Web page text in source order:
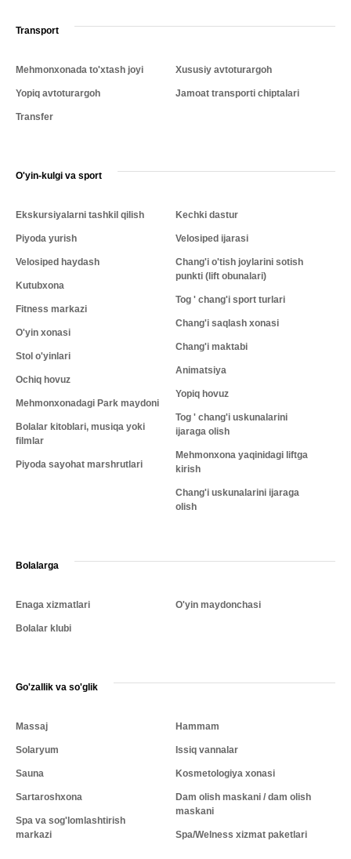
Transport
Mehmonxonada to'xtash joyi
Yopiq avtoturargoh
Transfer
Xususiy avtoturargoh
Jamoat transporti chiptalari
O'yin-kulgi va sport
Ekskursiyalarni tashkil qilish
Piyoda yurish
Velosiped haydash
Kutubxona
Fitness markazi
O'yin xonasi
Stol o'yinlari
Ochiq hovuz
Mehmonxonadagi Park maydoni
Bolalar kitoblari, musiqa yoki
filmlar
Piyoda sayohat marshrutlari
Kechki dastur
Velosiped ijarasi
Chang'i o'tish joylarini sotish
punkti (lift obunalari)
Tog ' chang'i sport turlari
Chang'i saqlash xonasi
Chang'i maktabi
Animatsiya
Yopiq hovuz
Tog ' chang'i uskunalarini
ijaraga olish
Mehmonxona yaqinidagi liftga
kirish
Chang'i uskunalarini ijaraga
olish
Bolalarga
Enaga xizmatlari
Bolalar klubi
O'yin maydonchasi
Go'zallik va so'glik
Massaj
Solaryum
Sauna
Sartaroshxona
Spa va sog'lomlashtirish
markazi
Hammam
Issiq vannalar
Kosmetologiya xonasi
Dam olish maskani / dam olish
maskani
Spa/Welness xizmat paketlari